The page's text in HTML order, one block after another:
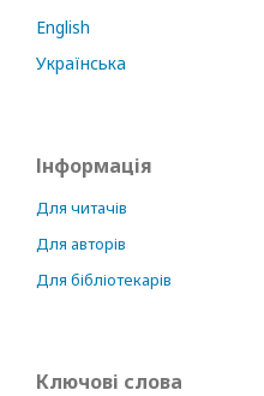
English
Українська
Інформація
Для читачів
Для авторів
Для бібліотекарів
Ключові слова